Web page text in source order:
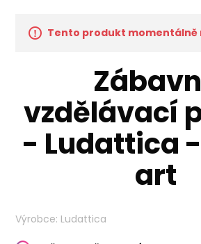
Tento produkt momentálně
vzdělávací
- Ludattica
art
Výrobce: Ludattica